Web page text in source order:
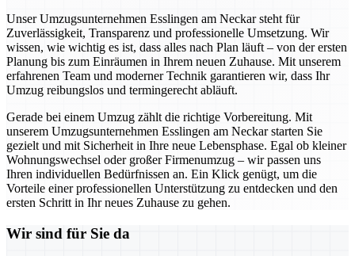
Unser Umzugsunternehmen Esslingen am Neckar steht für
Zuverlässigkeit, Transparenz und professionelle Umsetzung. Wir
wissen, wie wichtig es ist, dass alles nach Plan läuft – von der ersten
Planung bis zum Einräumen in Ihrem neuen Zuhause. Mit unserem
erfahrenen Team und moderner Technik garantieren wir, dass Ihr
Umzug reibungslos und termingerecht abläuft.
Gerade bei einem Umzug zählt die richtige Vorbereitung. Mit
unserem Umzugsunternehmen Esslingen am Neckar starten Sie
gezielt und mit Sicherheit in Ihre neue Lebensphase. Egal ob kleiner
Wohnungswechsel oder großer Firmenumzug – wir passen uns
Ihren individuellen Bedürfnissen an. Ein Klick genügt, um die
Vorteile einer professionellen Unterstützung zu entdecken und den
ersten Schritt in Ihr neues Zuhause zu gehen.
Wir sind für Sie da